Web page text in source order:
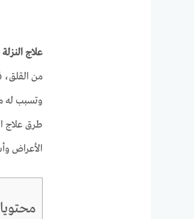
علاج
من القلق،
وتسبب له
طرق علاج
الأعراض